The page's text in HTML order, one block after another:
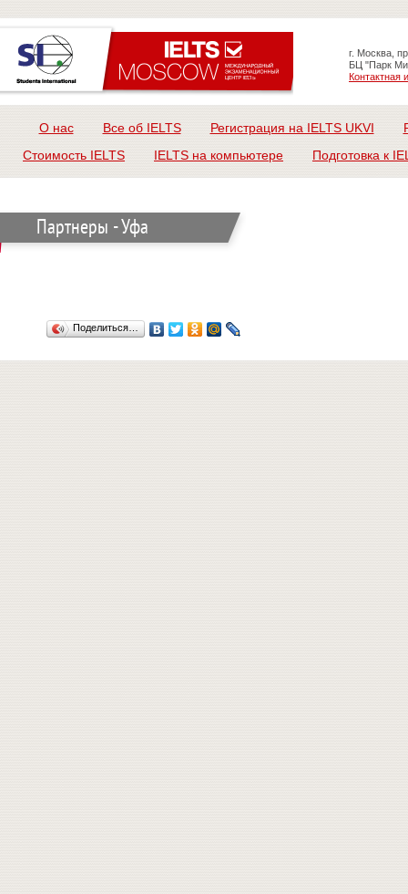
г. Москва,
БЦ "Парк
Контактная
О нас Все об IELTS Регистрация на IELTS UKVI
Стоимость IELTS
IELTS на компьютере Подготовка к
Партнеры - Уфа
Поделиться…